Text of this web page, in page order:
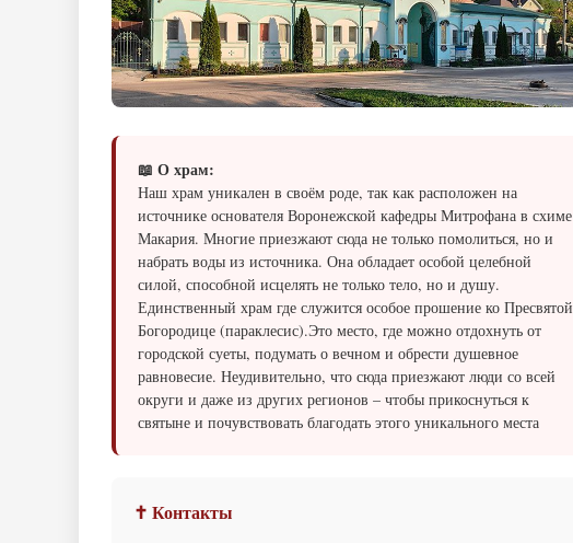
📖 О храм:
Наш храм уникален в своём роде, так как расположен на
источнике основателя Воронежской кафедры Митрофана в схиме
Макария. Многие приезжают сюда не только помолиться, но и
набрать воды из источника. Она обладает особой целебной
силой, способной исцелять не только тело, но и душу.
Единственный храм где служится особое прошение ко Пресвятой
Богородице (параклесис).Это место, где можно отдохнуть от
городской суеты, подумать о вечном и обрести душевное
равновесие. Неудивительно, что сюда приезжают люди со всей
округи и даже из других регионов – чтобы прикоснуться к
святыне и почувствовать благодать этого уникального места
✝ Контакты